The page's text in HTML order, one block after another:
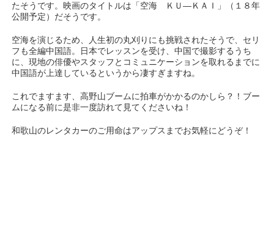
たそうです。映画のタイトルは「空海 ＫＵ―ＫＡＩ」（１８年
公開予定）だそうです。
空海を演じるため、人生初の丸刈りにも挑戦されたそうで、セリ
フも全編中国語。日本でレッスンを受け、中国で撮影するうち
に、現地の俳優やスタッフとコミュニケーションを取れるまでに
中国語が上達しているというから凄すぎますね。
これでますます、高野山ブームに拍車がかかるのかしら？！ブー
ムになる前に是非一度訪れて見てくださいね！
和歌山のレンタカーのご用命はアップスまでお気軽にどうぞ！